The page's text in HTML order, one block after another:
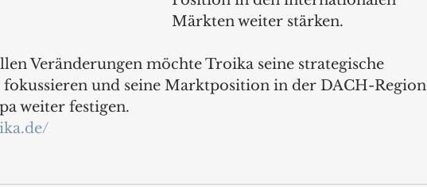
Märkten weiter stärken.
Veränderungen möchte Troika seine strategische
und seine Marktposition in der DACH-Region
weiter festigen.